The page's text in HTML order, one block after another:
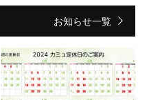
お知らせ一覧